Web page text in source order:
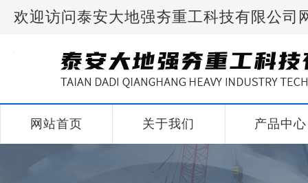
欢迎访问泰安大地强夯重工科技有限公司
网站首页 关于我们 产品中心